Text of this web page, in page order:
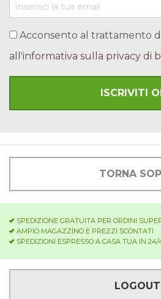
Acconsento al trattamento
all'informativa sulla privacy di
TORNA
SPEDIZIONE GRATUITA PER ORDINI
AMPIO MAGAZZINO E PREZZI SCONTATI
SPEDIZIONI ESPRESSO A CASA TUA IN 24/
LOGOUT